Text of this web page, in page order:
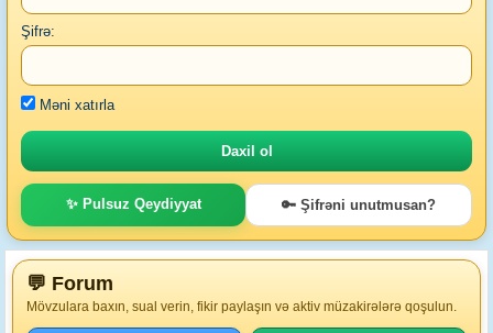
Şifrə:
Məni xatırla
✨ Pulsuz Qeydiyyat 🔑 Şifrəni unutmusan?
💬 Forum
Mövzulara baxın, sual verin, fikir paylaşın və aktiv müzakirələrə qoşulun.